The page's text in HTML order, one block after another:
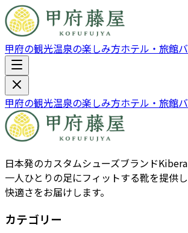
甲府の観光温泉の楽しみ方ホテル・旅館
甲府の観光温泉の楽しみ方ホテル・旅館
日本発のカスタムシューズブランド
一人ひとりの足にフィットする靴を提供
快適さをお届けします。
カテゴリー